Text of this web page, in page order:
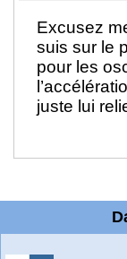
Excusez
suis sur le
pour les
juste lui